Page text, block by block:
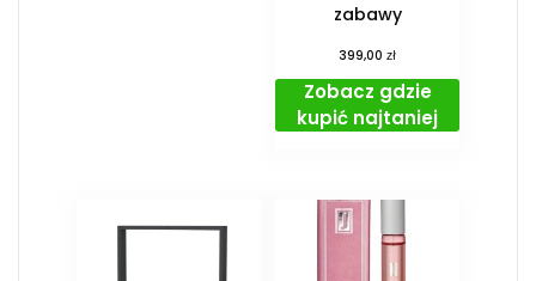
zabawy
399,00zł
Zobacz gdzie
kupić najtaniej